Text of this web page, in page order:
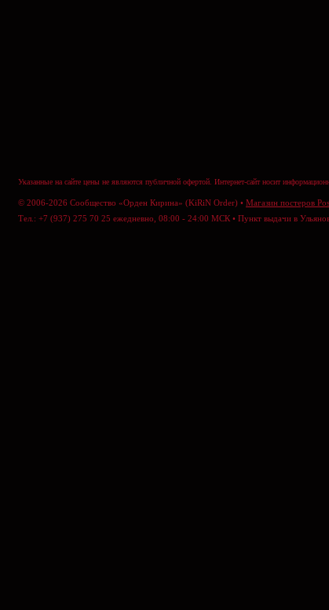
Указанные на сайте цены не являются публичной офертой. Интернет-сайт носит
© 2006-2026 Сообщество «Орден Кирина» (KiRiN Order) • Магазин постеров
Тел.: +7 (937) 275 70 25 ежедневно, 08:00 - 24:00 МСК • Пункт выдачи в